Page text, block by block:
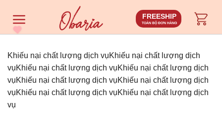
FREESHIP
TOÀN BỘ ĐƠN HÀNG
Khiếu nại chất lượng dịch vụKhiếu nại chất lượng dịch
vụKhiếu nại chất lượng dịch vụKhiếu nại chất lượng dịch
vụKhiếu nại chất lượng dịch vụKhiếu nại chất lượng dịch
vụKhiếu nại chất lượng dịch vụKhiếu nại chất lượng dịch
vụ